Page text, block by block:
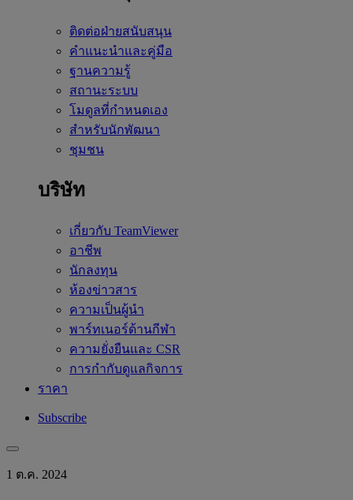
ติดต่อฝ่ายสนับสนุน
คำแนะนำและคู่มือ
ฐานความรู้
สถานะระบบ
โมดูลที่กำหนดเอง
สำหรับนักพัฒนา
ชุมชน
บริษัท
เกี่ยวกับ TeamViewer
อาชีพ
นักลงทุน
ห้องข่าวสาร
ความเป็นผู้นำ
พาร์ทเนอร์ด้านกีฬา
ความยั่งยืนและ CSR
การกำกับดูแลกิจการ
ราคา
Subscribe
1 ต.ค. 2024